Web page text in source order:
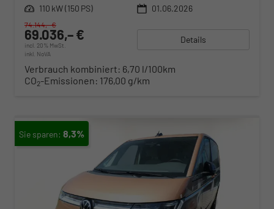
Leistung 110 kW (150 PS) 01.06.2026
69.036,– €
incl. 20% MwSt.
inkl. NoVA
74.144,– €
Details
Verbrauch kombiniert: 6,70 l/100km
CO2-Emissionen: 176,00 g/km
8,3%